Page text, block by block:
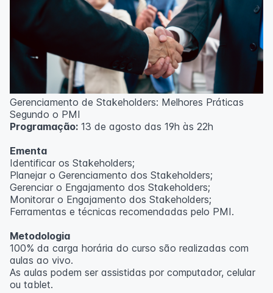
Metodologia
100% da carga horária do curso são realizadas com
aulas ao vivo.
As aulas podem ser assistidas por computador, celular
Outras informações
O curso pode sofrer alteração de dados e horário e os
inscritos serão avisados ​​antecipadamente.
O IPETEC reserva-se o direito de não realizar o curso
Professor(a):Frederyck Teixeira
Gerenciamento de Stakeholders: Melhores Práticas
Segundo o PMI
Programação: 13 de agosto das 19h às 22h
Ementa
Identificar os Stakeholders;
Planejar o Gerenciamento dos Stakeholders;
Gerenciar o Engajamento dos Stakeholders;
Monitorar o Engajamento dos Stakeholders;
Ferramentas e técnicas recomendadas pelo PMI.
Metodologia
100% da carga horária do curso são realizadas com
aulas ao vivo.
As aulas podem ser assistidas por computador, celular
ou tablet.